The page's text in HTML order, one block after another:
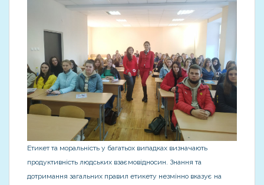
Етикет та моральність у багатьох випадках визначають
продуктивність людських взаємовідносин. Знання та
дотримання загальних правил етикету незмінно вказує на